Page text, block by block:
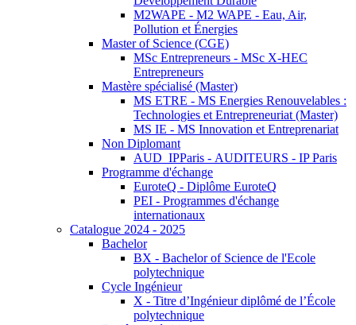
M2WAPE - M2 WAPE - Eau, Air,
Pollution et Énergies
Master of Science (CGE)
MSc Entrepreneurs - MSc X-HEC
Entrepreneurs
Mastère spécialisé (Master)
MS ETRE - MS Energies Renouvelables :
Technologies et Entrepreneuriat (Master)
MS IE - MS Innovation et Entreprenariat
Non Diplomant
AUD_IPParis - AUDITEURS - IP Paris
Programme d'échange
EuroteQ - Diplôme EuroteQ
PEI - Programmes d'échange
internationaux
Catalogue 2024 - 2025
Bachelor
BX - Bachelor of Science de l'Ecole
polytechnique
Cycle Ingénieur
X - Titre d’Ingénieur diplômé de l’École
polytechnique